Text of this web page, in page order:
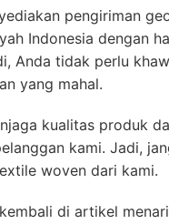
pengiriman
Indonesia dengan
Anda tidak perlu
yang mahal.
kualitas produk
kami. Jadi,
woven dari kami.
di artikel